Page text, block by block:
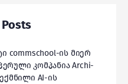
commschool-ის მიერ
კომპანია Archi-
AI-ის